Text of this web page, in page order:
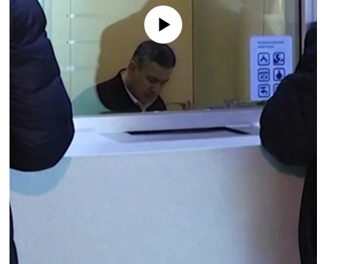
No media source currently available